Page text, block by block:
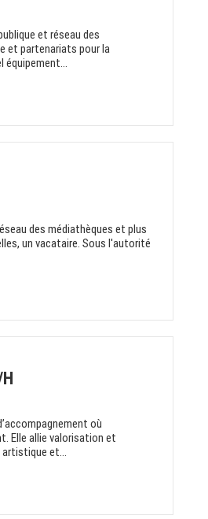
et réseau des
et partenariats pour la
équipement...
des médiathèques et plus
un vacataire. Sous l'autorité
où
Elle allie valorisation et
artistique et...